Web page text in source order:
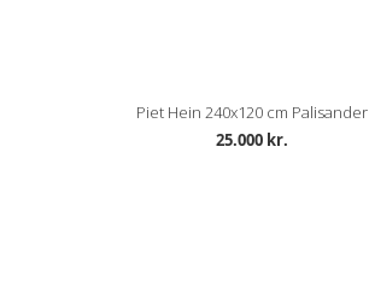
Piet Hein 240x120 cm Palisander
25.000 kr.